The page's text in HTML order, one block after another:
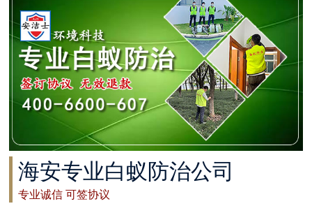
常州白蚁防治
溧阳白蚁防治
南通白蚁防治
如东白蚁防治
如皋白蚁防治
海安白蚁防治
海安专业白蚁防治公司
专业诚信 可签协议